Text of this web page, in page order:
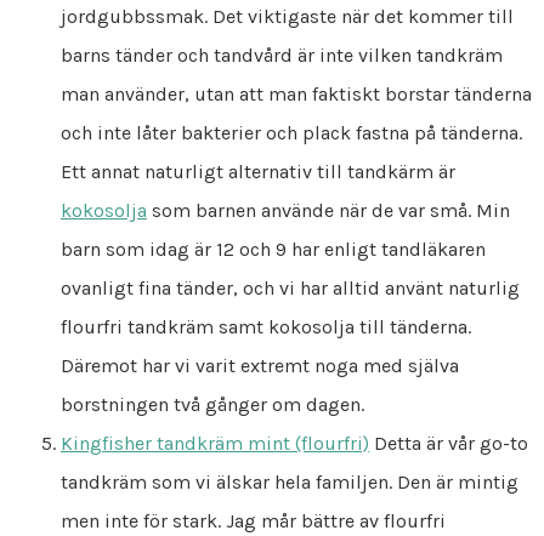
jordgubbssmak. Det viktigaste när det kommer till
barns tänder och tandvård är inte vilken tandkräm
man använder, utan att man faktiskt borstar tänderna
och inte låter bakterier och plack fastna på tänderna.
Ett annat naturligt alternativ till tandkärm är
kokosolja som barnen använde när de var små. Min
barn som idag är 12 och 9 har enligt tandläkaren
ovanligt fina tänder, och vi har alltid använt naturlig
flourfri tandkräm samt kokosolja till tänderna.
Däremot har vi varit extremt noga med själva
borstningen två gånger om dagen.
Kingfisher tandkräm mint (flourfri) Detta är vår go-to
tandkräm som vi älskar hela familjen. Den är mintig
men inte för stark. Jag mår bättre av flourfri